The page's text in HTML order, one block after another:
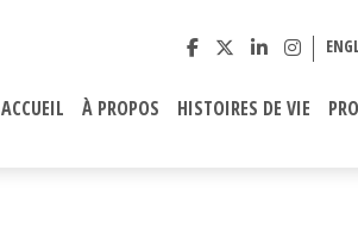
ACCUEIL À PROPOS HISTOIRES DE VIE